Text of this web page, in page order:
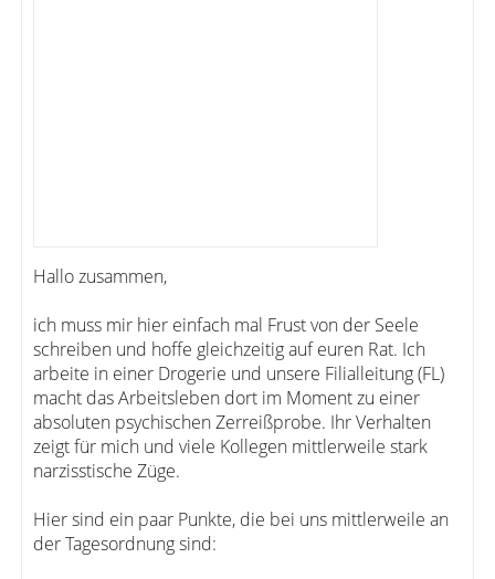
Hallo zusammen,
ich muss mir hier einfach mal Frust von der Seele
schreiben und hoffe gleichzeitig auf euren Rat. Ich
arbeite in einer Drogerie und unsere Filialleitung (FL)
macht das Arbeitsleben dort im Moment zu einer
absoluten psychischen Zerreißprobe. Ihr Verhalten
zeigt für mich und viele Kollegen mittlerweile stark
narzisstische Züge.
Hier sind ein paar Punkte, die bei uns mittlerweile an
der Tagesordnung sind: